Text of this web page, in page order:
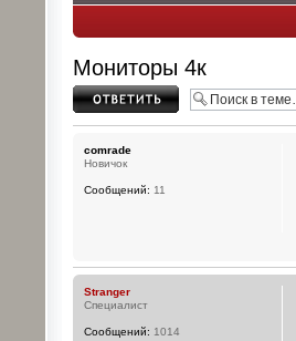
Мониторы 4к
Ответить
comrade
Новичок
Сообщений: 11
Stranger
Специалист
Сообщений: 1014